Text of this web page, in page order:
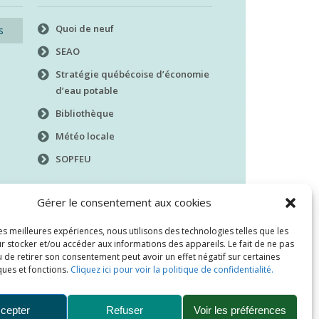
Gérer le consentement aux cookies
meilleures expériences, nous utilisons des technologies telles que les
stocker et/ou accéder aux informations des appareils. Le fait de ne pas
de retirer son consentement peut avoir un effet négatif sur certaines
et fonctions. Cliquez ici pour voir la politique de confidentialité.
Refuser Voir les préférences
Quoi de neuf
SEAO
Stratégie québécoise d’économie
d’eau potable
Bibliothèque
Météo locale
SOPFEU